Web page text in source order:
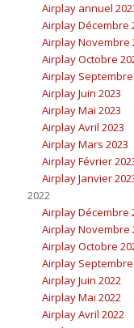
Airplay annuel
Airplay Décembre
Airplay Novembre
Airplay Octobre
Airplay Septembre
Airplay Juin 2023
Airplay Mai 2023
Airplay Avril 2023
Airplay Mars 2023
Airplay Février
Airplay Janvier
2022
Airplay Décembre
Airplay Novembre
Airplay Octobre
Airplay Septembre
Airplay Juin 2022
Airplay Mai 2022
Airplay Avril 2022